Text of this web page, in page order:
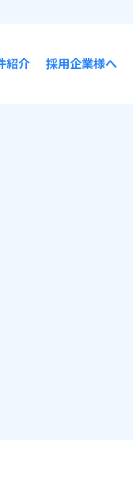
紹介 採用企業様へ